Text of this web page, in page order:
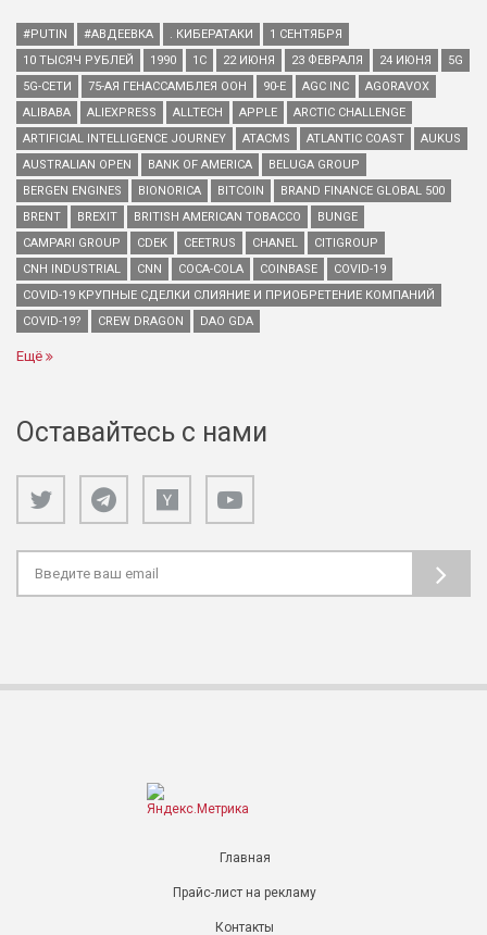
#PUTIN #АВДЕЕВКА . КИБЕРАТАКИ
1 СЕНТЯБРЯ
10 ТЫСЯЧ РУБЛЕЙ
1990 1С 22 ИЮНЯ 23 ФЕВРАЛЯ 24 ИЮНЯ
5G
5G-СЕТИ
75-АЯ ГЕНАССАМБЛЕЯ ООН 90-Е AGC INC
AGORAVOX
ALIBABA
ALIEXPRESS ALLTECH APPLE
ARCTIC CHALLENGE
ARTIFICIAL INTELLIGENCE JOURNEY
ATACMS ATLANTIC COAST
AUKUS
AUSTRALIAN OPEN
BANK OF AMERICA
BELUGA GROUP
BERGEN ENGINES
BIONORICA BITCOIN
BRAND FINANCE GLOBAL 500
BRENT
BREXIT BRITISH AMERICAN TOBACCO
BUNGE
CAMPARI GROUP
CDEK CEETRUS CHANEL
CITIGROUP
CNH INDUSTRIAL
CNN COCA-COLA COINBASE
COVID-19
COVID-19 КРУПНЫЕ СДЕЛКИ СЛИЯНИЕ И ПРИОБРЕТЕНИЕ КОМПАНИЙ
COVID-19?
CREW DRAGON DAO GDA
Ещё
Оставайтесь с нами
Главная
Прайс-лист на рекламу
Контакты